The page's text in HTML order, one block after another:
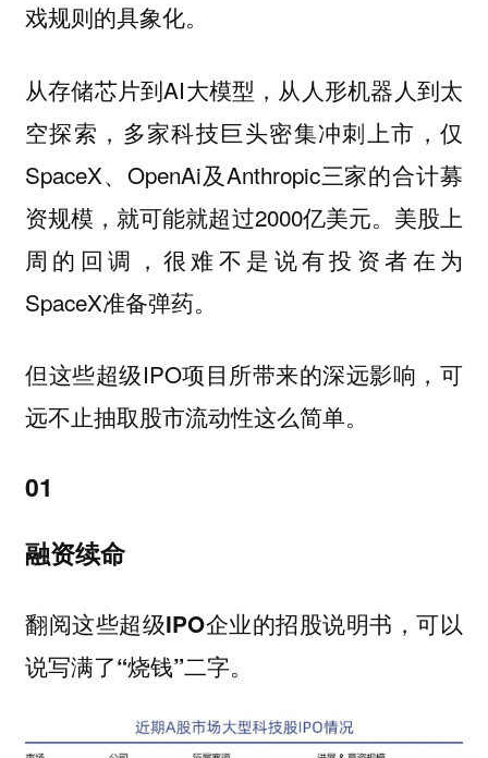
戏规则的具象化。
从存储芯片到AI大模型，从人形机器人到太
空探索，多家科技巨头密集冲刺上市，仅
SpaceX、OpenAi及Anthropic三家的合计募
资规模，就可能就超过2000亿美元。美股上
周的回调，很难不是说有投资者在为
SpaceX准备弹药。
但这些超级IPO项目所带来的深远影响，可
远不止抽取股市流动性这么简单。
01
融资续命
翻阅这些超级IPO企业的招股说明书，可以
说写满了“烧钱”二字。